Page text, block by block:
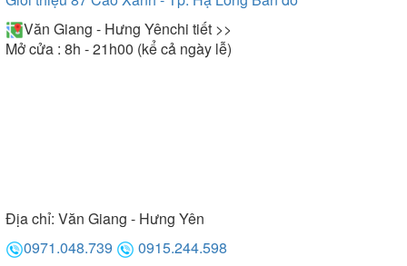
Văn Giang - Hưng Yênchi tiết >>
Mở cửa : 8h - 21h00 (kể cả ngày lễ)
Địa chỉ: Văn Giang - Hưng Yên
0971.048.739
0915.244.598